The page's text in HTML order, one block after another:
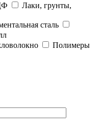
Лаки, грунты,
сталь
Полимеры